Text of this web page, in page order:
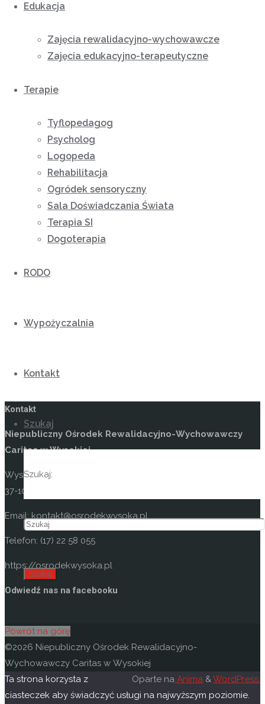
Edukacja
Zajęcia rewalidacyjno-wychowawcze
Zajęcia edukacyjno-terapeutyczne
Terapie
Tyflopedagog
Psycholog
Logopeda
Rehabilitacja
Ogródek sensoryczny
Sala Doświadczania Świata
Terapia SI
Dogoterapia
RODO
Wypożyczalnia
Kontakt
Szukaj
Szukaj:
Szukaj
Kontakt
Niepubliczny Ośrodek Rewalidacyjno-Wychowawczy
Caritas w Wysokiej
Wysoka 49
37-100 Łańcut
Email: kontakt@osrodekwysoka.pl
Telefon: (17) 22 58 055
https://osrodekwysoka.pl
Odwiedź nas na facebooku
Powrót na górę
©2026 Niepubliczny Ośrodek Rewalidacyjno-
Wychowawczy Caritas w Wysokiej
Oparte na Anima &WordPress.
Ta strona korzysta z
ciasteczek aby świadczyć usługi na najwyższym poziomie.